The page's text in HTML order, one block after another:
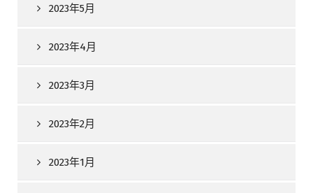
2023年5月
2023年4月
2023年3月
2023年2月
2023年1月